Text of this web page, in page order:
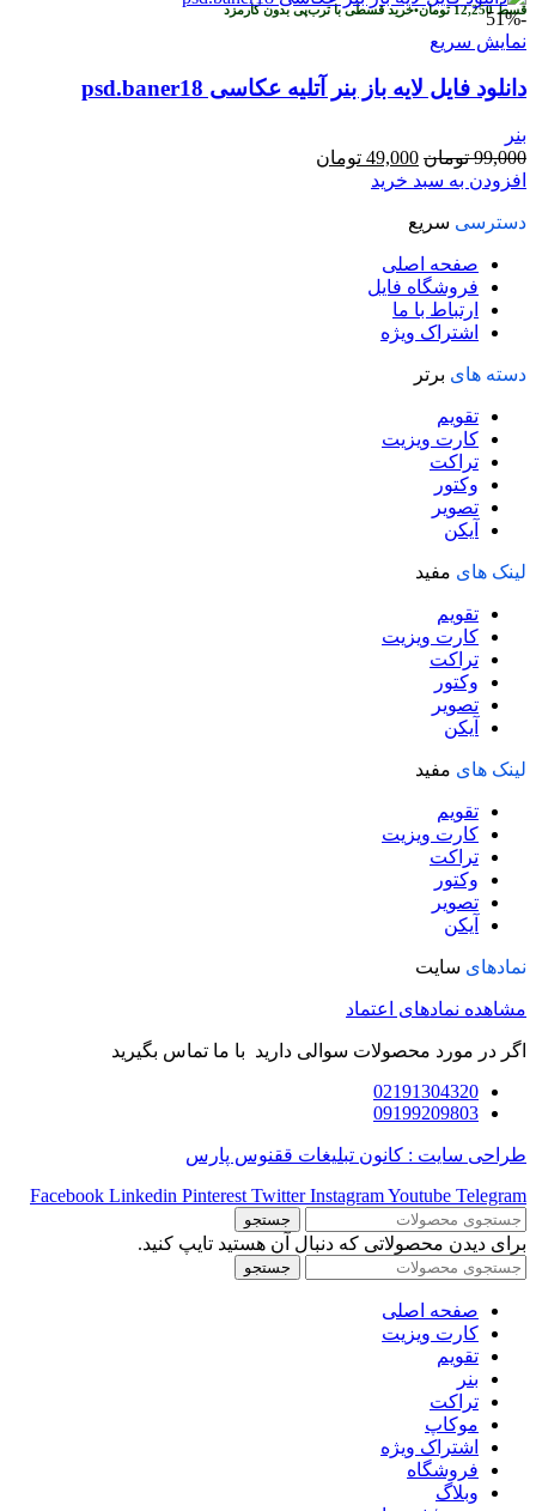
قسط12,250 تومان•خرید قسطی با ترب‌پی بدون کارمزد
-51%
نمایش سریع
دانلود فایل لایه باز بنر آتلیه عکاسی psd.baner18
بنر
99,000 تومان قیمت
اصلی
بود.
49,000 تومان
افزودن به سبد خرید
دسترسی سریع
صفحه اصلی
فروشگاه فایل
ارتباط با ما
اشتراک ویژه
دسته های برتر
تقویم
کارت ویزیت
تراکت
وکتور
تصویر
آیکن
لینک های مفید
تقویم
کارت ویزیت
تراکت
وکتور
تصویر
آیکن
لینک های مفید
تقویم
کارت ویزیت
تراکت
وکتور
تصویر
آیکن
نمادهای سایت
مشاهده نمادهای اعتماد
اگر در مورد محصولات سوالی دارید با ما تماس بگیرید
02191304320
09199209803
طراحی سایت : کانون تبلیغات ققنوس پارس
Facebook Linkedin Pinterest Twitter InstagramYoutube Telegram
جستجو
برای دیدن محصولاتی که دنبال آن هستید تایپ کنید.
جستجو
صفحه اصلی
کارت ویزیت
تقویم
بنر
تراکت
موکاپ
اشتراک ویژه
فروشگاه
وبلاگ